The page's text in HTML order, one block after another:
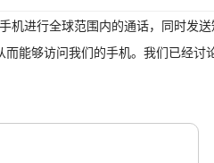
机进行全球范围内的通话，同时发
能够访问我们的手机。我们已经讨